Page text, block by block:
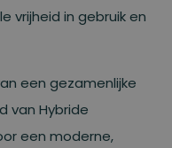
vrijheid in gebruik en
een gezamenlijke
van Hybride
een moderne,